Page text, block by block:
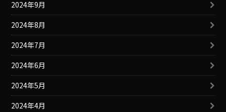
2024年9月
2024年8月
2024年7月
2024年6月
2024年5月
2024年4月